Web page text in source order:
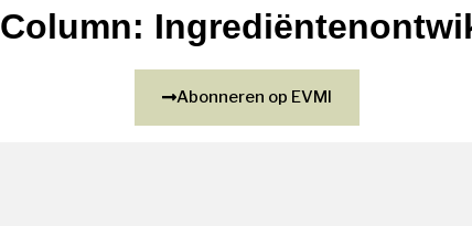
Column:
Abonneren op EVMI